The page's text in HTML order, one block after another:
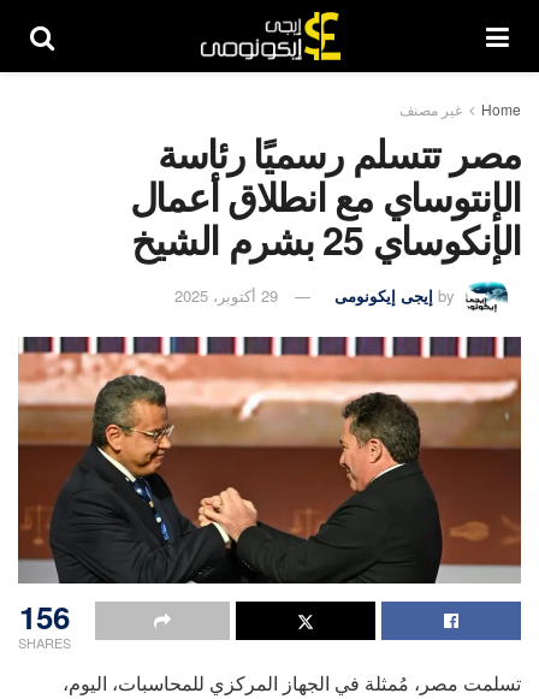
Home غير مصنف
مصر تتسلم رسميًا رئاسة
الإنتوساي مع انطلاق أعمال
الإنكوساي 25 بشرم الشيخ
by إيجى إيكونومى 29 أكتوبر، 2025
156
SHARES
تسلمت مصر، مُمثلة في الجهاز المركزي للمحاسبات، اليوم،